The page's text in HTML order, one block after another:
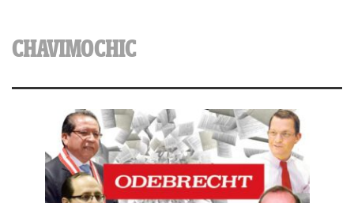
CHAVIMOCHIC